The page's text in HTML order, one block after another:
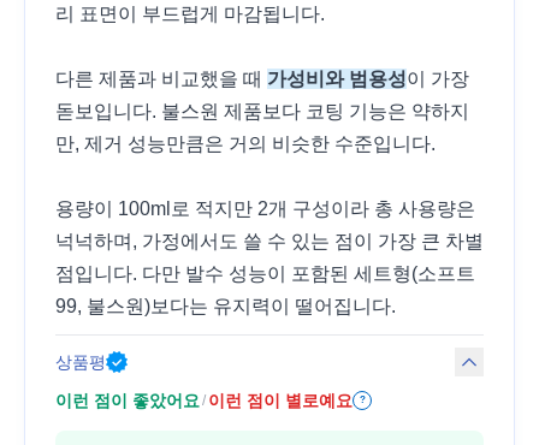
리 표면이 부드럽게 마감됩니다.
다른 제품과 비교했을 때 가성비와 범용성이 가장
돋보입니다. 불스원 제품보다 코팅 기능은 약하지
만, 제거 성능만큼은 거의 비슷한 수준입니다.
용량이 100ml로 적지만 2개 구성이라 총 사용량은
넉넉하며, 가정에서도 쓸 수 있는 점이 가장 큰 차별
점입니다. 다만 발수 성능이 포함된 세트형(소프트
99, 불스원)보다는 유지력이 떨어집니다.
상품평
이런 점이 좋았어요 / 이런 점이 별로예요 ?